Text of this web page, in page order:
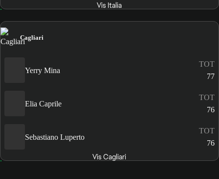
Vis Italia
Cagliari
Yerry Mina
TOT
77
Elia Caprile
TOT
76
Sebastiano Luperto
TOT
76
Vis Cagliari